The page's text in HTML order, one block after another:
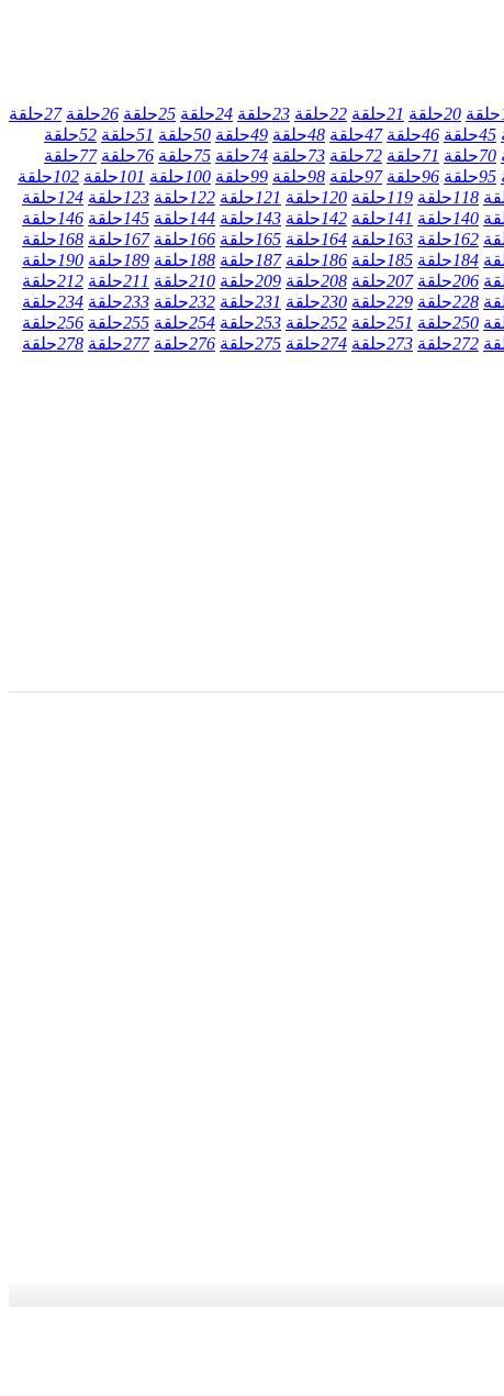
حلقة 20حلقة 21حلقة 22حلقة 23حلقة 24حلقة 25حلقة 26حلقة 27حلقة
45حلقة 46حلقة 47حلقة 48حلقة 49حلقة 50حلقة 51حلقة 52حلقة
70حلقة 71حلقة 72حلقة 73حلقة 74حلقة 75حلقة 76حلقة 77حلقة
95حلقة 96حلقة 97حلقة 98حلقة 99حلقة 100حلقة 101حلقة 102حلقة
118حلقة 119حلقة 120حلقة 121حلقة 122حلقة 123حلقة 124حلقة
140حلقة 141حلقة 142حلقة 143حلقة 144حلقة 145حلقة 146حلقة
162حلقة 163حلقة 164حلقة 165حلقة 166حلقة 167حلقة 168حلقة
184حلقة 185حلقة 186حلقة 187حلقة 188حلقة 189حلقة 190حلقة
206حلقة 207حلقة 208حلقة 209حلقة 210حلقة 211حلقة 212حلقة
228حلقة 229حلقة 230حلقة 231حلقة 232حلقة 233حلقة 234حلقة
250حلقة 251حلقة 252حلقة 253حلقة 254حلقة 255حلقة 256حلقة
272حلقة 273حلقة 274حلقة 275حلقة 276حلقة 277حلقة 278حلقة